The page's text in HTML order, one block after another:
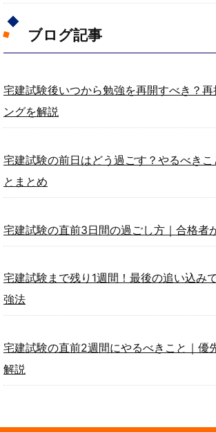
ブログ記事
宅建試験後いつから勉強を再開すべき？再
ングを解説
宅建試験の前日はどう過ごす？やるべきこ
とまとめ
宅建試験の直前3日間の過ごし方｜合格者
宅建試験まで残り1週間！最後の追い込み
強法
宅建試験の直前2週間にやるべきこと｜優
解説